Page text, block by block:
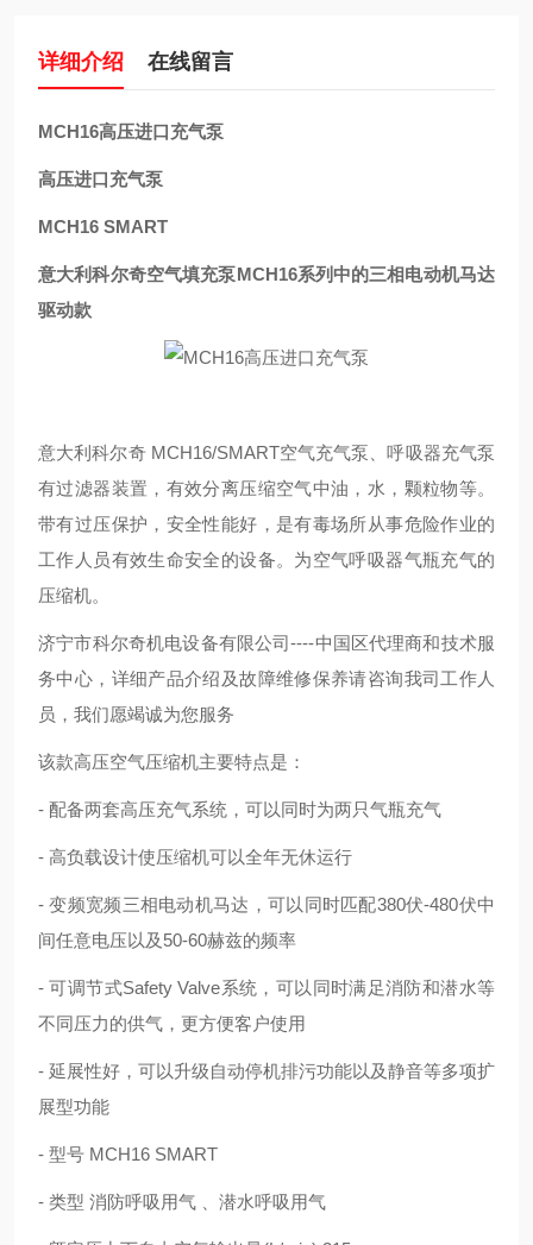
详细介绍 在线留言
MCH16高压进口充气泵
高压进口充气泵
MCH16 SMART
意大利科尔奇空气填充泵MCH16系列中的三相电动机马达
驱动款
意大利科尔奇 MCH16/SMART空气充气泵、呼吸器充气泵
有过滤器装置，有效分离压缩空气中油，水，颗粒物等。
带有过压保护，安全性能好，是有毒场所从事危险作业的
工作人员有效生命安全的设备。为空气呼吸器气瓶充气的
压缩机。
济宁市科尔奇机电设备有限公司----中国区代理商和技术服
务中心，详细产品介绍及故障维修保养请咨询我司工作人
员，我们愿竭诚为您服务
该款高压空气压缩机主要特点是：
- 配备两套高压充气系统，可以同时为两只气瓶充气
- 高负载设计使压缩机可以全年无休运行
- 变频宽频三相电动机马达，可以同时匹配380伏-480伏中
间任意电压以及50-60赫兹的频率
- 可调节式Safety Valve系统，可以同时满足消防和潜水等
不同压力的供气，更方便客户使用
- 延展性好，可以升级自动停机排污功能以及静音等多项扩
展型功能
- 型号 MCH16 SMART
- 类型 消防呼吸用气 、潜水呼吸用气